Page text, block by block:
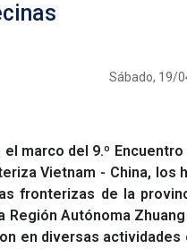
Sábado, 19/
el marco del 9.º
Vietnam - China, los
fronterizas de la
Región Autónoma Zhuang
en diversas actividades